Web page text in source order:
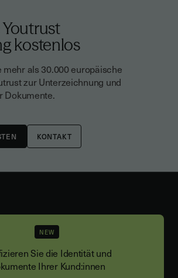
Youtrust
kostenlos
mehr als 30.000 europäische
zur Unterzeichnung und
Dokumente.
KONTAKT
NEW
Sie die Identität und
Ihrer Kund:innen